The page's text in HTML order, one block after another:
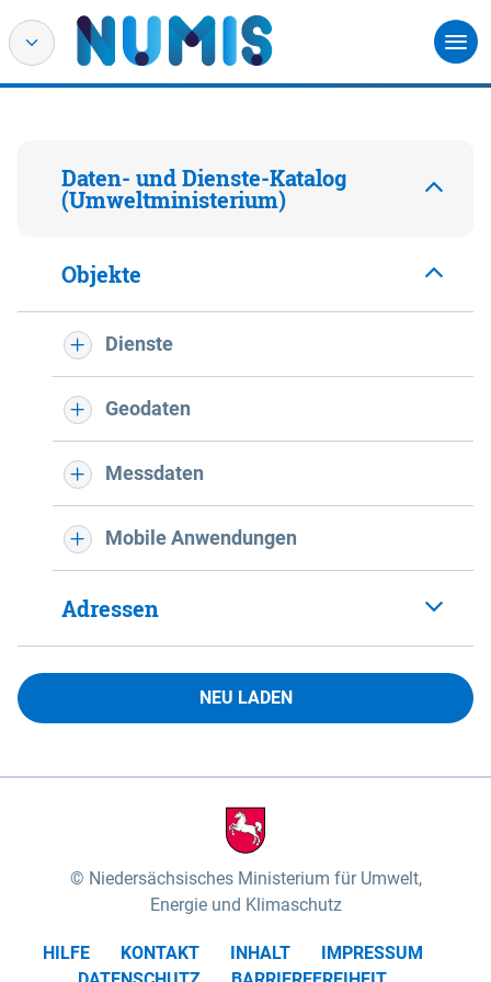
Daten- und Dienste-Katalog
(Umweltministerium)
Objekte
Dienste
Geodaten
Messdaten
Mobile Anwendungen
Adressen
NEU LADEN
Niedersächsisches Ministerium für Umwelt,
Energie und Klimaschutz
HILFE KONTAKT INHALT
IMPRESSUM